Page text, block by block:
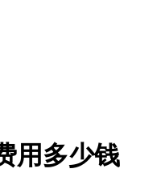
用多少钱